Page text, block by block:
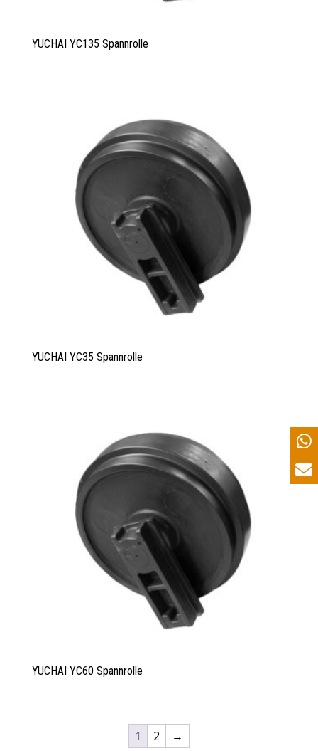
YUCHAI YC135 Spannrolle
YUCHAI YC35 Spannrolle
YUCHAI YC60 Spannrolle
1 2 →